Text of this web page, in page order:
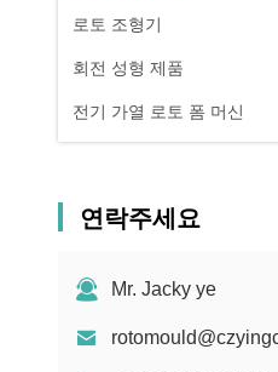
로토 조형기
회전 성형 제품
전기 가열 로토 폼 머신
연락주세요
Mr. Jacky ye